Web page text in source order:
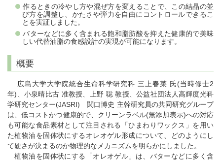
作るときの冷やし方や混ぜ方を変えることで、この結晶の並
び方を調整し、かたさや弾力を自由にコントロールできるこ
とを実証しました。
バターなどに多く含まれる飽和脂肪酸を抑えた健康的で美味
しい代替油脂の食感設計の実現が可能になります。
概要
広島大学大学院統合生命科学研究科 三上春菜 氏(当時修士2
年)、小泉晴比古 准教授、上野 聡 教授、公益社団法人高輝度光科
学研究センター(JASRI) 関口博史 主幹研究員の共同研究グループ
は、低コストかつ健康的で、クリーンラベル(無添加表示)への対応
も可能な食品素材として注目される「ひまわりワックス」を用い
た植物油を固体状にするオレオゲル形成について、どのようにし
て硬さが決まるのか物理的なメカニズムを明らかにしました。
植物油を固体状にする「オレオゲル」は、バターなどに多く含